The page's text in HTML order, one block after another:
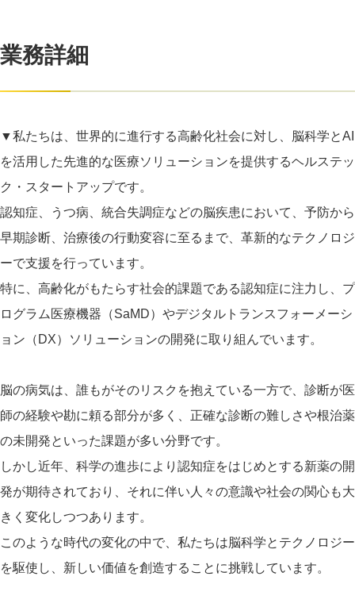
業務詳細
▼私たちは、世界的に進行する高齢化社会に対し、脳科学とAI
を活用した先進的な医療ソリューションを提供するヘルステッ
ク・スタートアップです。
認知症、うつ病、統合失調症などの脳疾患において、予防から
早期診断、治療後の行動変容に至るまで、革新的なテクノロジ
ーで支援を行っています。
特に、高齢化がもたらす社会的課題である認知症に注力し、プ
ログラム医療機器（SaMD）やデジタルトランスフォーメーシ
ョン（DX）ソリューションの開発に取り組んでいます。
脳の病気は、誰もがそのリスクを抱えている一方で、診断が医
師の経験や勘に頼る部分が多く、正確な診断の難しさや根治薬
の未開発といった課題が多い分野です。
しかし近年、科学の進歩により認知症をはじめとする新薬の開
発が期待されており、それに伴い人々の意識や社会の関心も大
きく変化しつつあります。
このような時代の変化の中で、私たちは脳科学とテクノロジー
を駆使し、新しい価値を創造することに挑戦しています。